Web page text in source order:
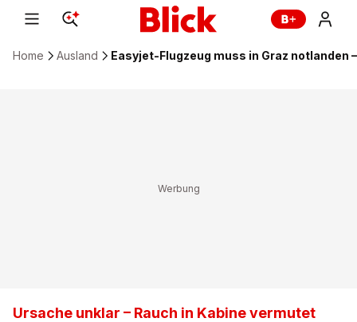
Home Ausland Easyjet-Flugzeug muss in Graz notlanden
Ursache unklar – Rauch in Kabine vermutet